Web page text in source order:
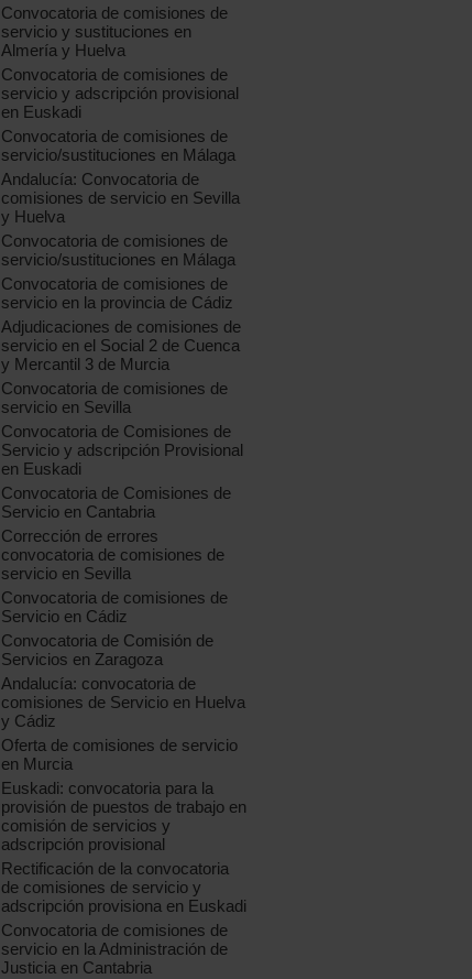
Convocatoria de comisiones de
servicio y sustituciones en
Almería y Huelva
Convocatoria de comisiones de
servicio y adscripción provisional
en Euskadi
Convocatoria de comisiones de
servicio/sustituciones en Málaga
Andalucía: Convocatoria de
comisiones de servicio en Sevilla
y Huelva
Convocatoria de comisiones de
servicio/sustituciones en Málaga
Convocatoria de comisiones de
servicio en la provincia de Cádiz
Adjudicaciones de comisiones de
servicio en el Social 2 de Cuenca
y Mercantil 3 de Murcia
Convocatoria de comisiones de
servicio en Sevilla
Convocatoria de Comisiones de
Servicio y adscripción Provisional
en Euskadi
Convocatoria de Comisiones de
Servicio en Cantabria
Corrección de errores
convocatoria de comisiones de
servicio en Sevilla
Convocatoria de comisiones de
Servicio en Cádiz
Convocatoria de Comisión de
Servicios en Zaragoza
Andalucía: convocatoria de
comisiones de Servicio en Huelva
y Cádiz
Oferta de comisiones de servicio
en Murcia
Euskadi: convocatoria para la
provisión de puestos de trabajo en
comisión de servicios y
adscripción provisional
Rectificación de la convocatoria
de comisiones de servicio y
adscripción provisiona en Euskadi
Convocatoria de comisiones de
servicio en la Administración de
Justicia en Cantabria